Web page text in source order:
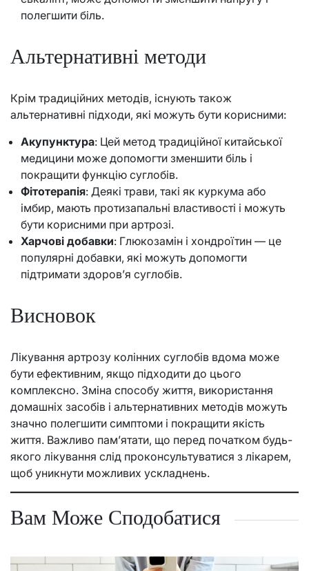
полегшити біль.
Альтернативні методи
Крім традиційних методів, існують також
альтернативні підходи, які можуть бути корисними:
Акупунктура: Цей метод традиційної китайської
медицини може допомогти зменшити біль і
покращити функцію суглобів.
Фітотерапія: Деякі трави, такі як куркума або
імбир, мають протизапальні властивості і можуть
бути корисними при артрозі.
Харчові добавки: Глюкозамін і хондроїтин — це
популярні добавки, які можуть допомогти
підтримати здоров’я суглобів.
Висновок
Лікування артрозу колінних суглобів вдома може
бути ефективним, якщо підходити до цього
комплексно. Зміна способу життя, використання
домашніх засобів і альтернативних методів можуть
значно полегшити симптоми і покращити якість
життя. Важливо пам’ятати, що перед початком будь-
якого лікування слід проконсультуватися з лікарем,
щоб уникнути можливих ускладнень.
Вам Може Сподобатися